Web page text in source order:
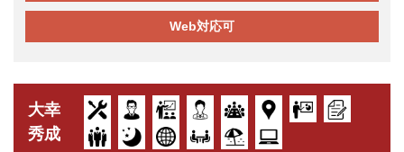
Web対応可
大幸
秀成